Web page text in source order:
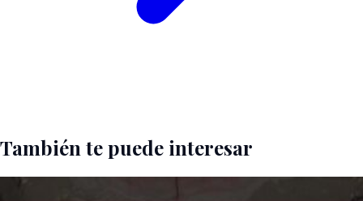
También te puede interesar